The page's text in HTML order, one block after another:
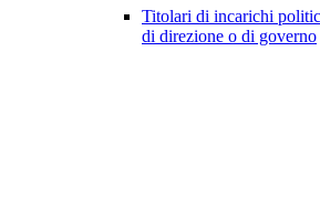
Titolari di incarichi
di direzione o di governo